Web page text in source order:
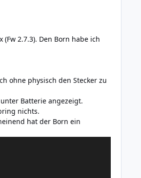
2.7.3). Den Born habe ich
ohne physisch den Stecker zu
Batterie angezeigt.
nichts.
hat der Born ein